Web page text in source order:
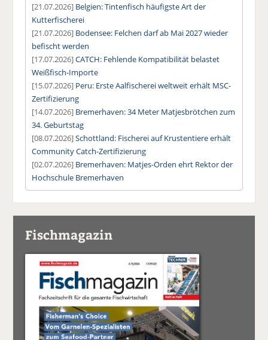
[21.07.2026] Belgien: Tintenfisch häufigste Art der
Kutterfischerei
[21.07.2026] Bodensee: Felchen darf ab Mai 2027 wieder
befischt werden
[17.07.2026]CATCH: Fehlende Kompatibilität belastet
Weißfisch-Importe
[15.07.2026] Peru: Erste Aalfischerei weltweit erhält MSC-
Zertifizierung
[14.07.2026] Bremerhaven: 34 Meter Matjesbrötchen zum
34. Geburtstag
[08.07.2026]Schottland: Fischerei auf Krustentiere erhält
Community Catch-Zertifizierung
[02.07.2026] Bremerhaven: Matjes-Orden ehrt Rektor der
Hochschule Bremerhaven
Fischmagazin